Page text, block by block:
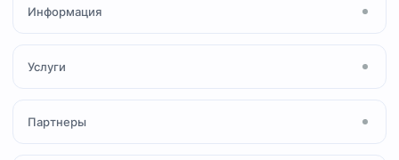
Посты
Ihsan Media
Информация
Молитва Намаз
Принять Ислам
Услуги
Фонд «Зекет»
Партнеры